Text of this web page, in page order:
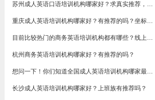
苏州成人英语口语培训机构哪家好？求真实推荐，广告勿扰，谢谢！
重庆成人英语培训机构哪家好？有推荐的吗？坐标重庆，目前在解放碑一家外贸公司做跟单
目前比较热门的商务英语培训机构都有哪些？线上好吗？还是线下呢？
杭州商务英语培训机构哪家好？有推荐的吗？
想问一下！你们知道全国成人英语培训机构哪家最好吗？收费多少呢？
长沙成人英语培训机构哪家好？上班族有推荐吗？